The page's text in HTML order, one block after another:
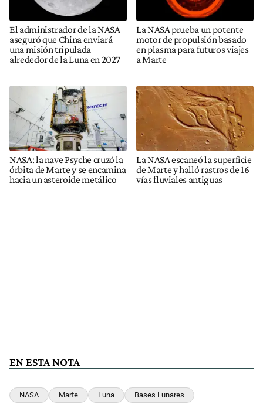
El administrador de la NASA
aseguró que China enviará
una misión tripulada
alrededor de la Luna en 2027
La NASA prueba un potente
motor de propulsión basado
en plasma para futuros viajes
a Marte
NASA: la nave Psyche cruzó la
órbita de Marte y se encamina
hacia un asteroide metálico
La NASA escaneó la superficie
de Marte y halló rastros de 16
vías fluviales antiguas
EN ESTA NOTA
NASA Marte Luna Bases Lunares